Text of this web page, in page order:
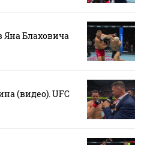
Яна Блаховича
(видео). UFC